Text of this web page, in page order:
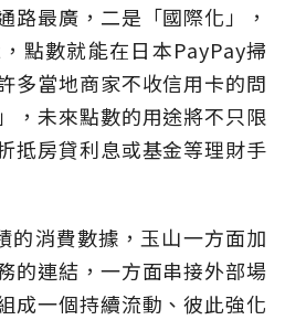
路最廣，二是「國際化」，
點數就能在日本PayPay掃
多當地商家不收信用卡的問
，未來點數的用途將不只限
抵房貸利息或基金等理財手
的消費數據，玉山一方面加
的連結，一方面串接外部場
成一個持續流動、彼此強化